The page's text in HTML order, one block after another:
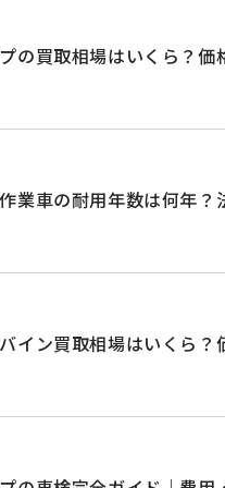
の買取相場はいくら？
業車の耐用年数は何年
イン買取相場はいくら